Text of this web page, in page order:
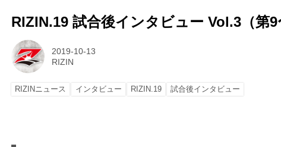
RIZIN.19 試合後インタビュー Vol.3（第9
2019-10-13
RIZIN
RIZINニュース インタビュー RIZIN.19 試合後インタビュー